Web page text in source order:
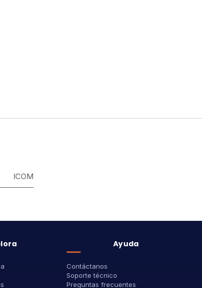
ICOM
Ayuda
Contáctanos
Soporte técnico
Preguntas frecuentes